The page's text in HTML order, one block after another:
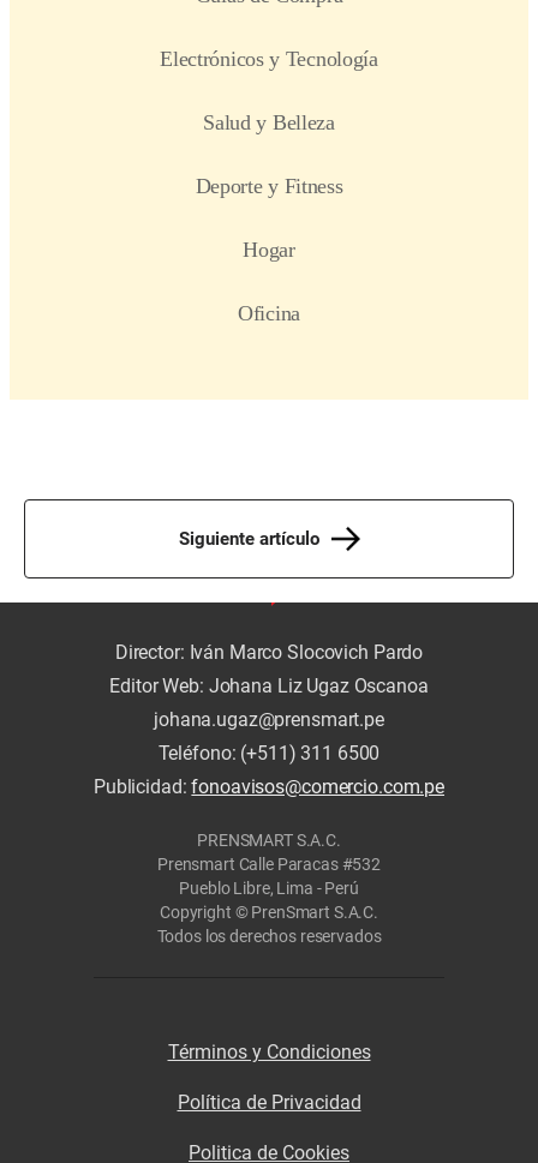
Siguiente artículo
Director: Iván Marco Slocovich Pardo
Editor Web: Johana Liz Ugaz Oscanoa
johana.ugaz@prensmart.pe
Teléfono: (+511) 311 6500
Publicidad:fonoavisos@comercio.com.pe
PRENSMART S.A.C.
Prensmart Calle Paracas #532
Pueblo Libre, Lima - Perú
Copyright © PrenSmart S.A.C.
Todos los derechos reservados
Términos y Condiciones
Política de Privacidad
Politica de Cookies